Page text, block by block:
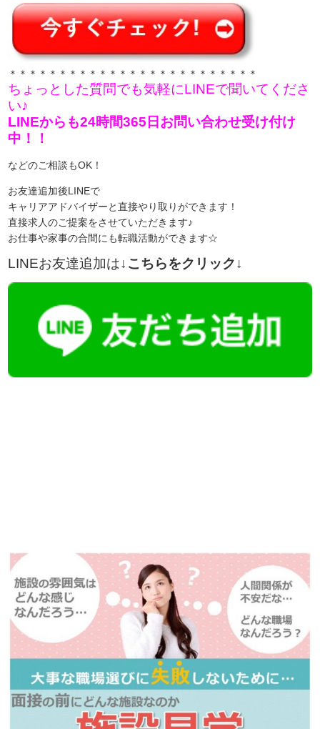
＊＊＊＊＊＊＊＊＊＊＊＊＊＊＊＊＊＊＊＊＊＊＊＊＊
ちょっとした質問でも気軽にLINEで聞いてくださ
い♪
LINEからも24時間365日お問い合わせ受け付け
中！！
などのご相談もOK！
お友達追加後LINEで
キャリアアドバイザーと直接やり取りができます！
直接求人のご提案をさせていただきます♪
お仕事や家事の合間にも転職活動ができます☆
LINEお友達追加は↓こちらをクリック↓